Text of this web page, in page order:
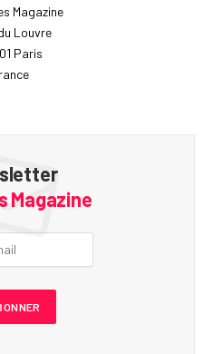
Magazine
Louvre
Paris
Magazine